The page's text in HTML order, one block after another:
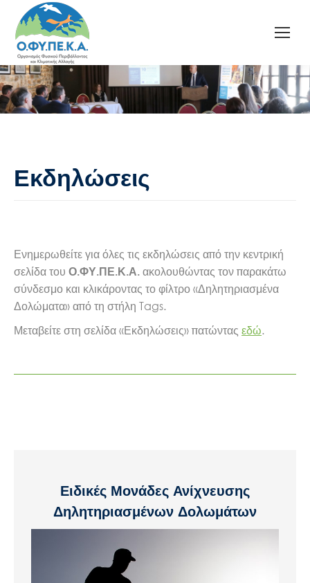
Εκδηλώσεις
Ενημερωθείτε για όλες τις εκδηλώσεις από την κεντρική
σελίδα του Ο.ΦΥ.ΠΕ.Κ.Α. ακολουθώντας τον παρακάτω
σύνδεσμο και κλικάροντας το φίλτρο «Δηλητηριασμένα
Δολώματα» από τη στήλη Tags.
Μεταβείτε στη σελίδα «Εκδηλώσεις» πατώντας εδώ.
Ειδικές Μονάδες Ανίχνευσης
Δηλητηριασμένων Δολωμάτων